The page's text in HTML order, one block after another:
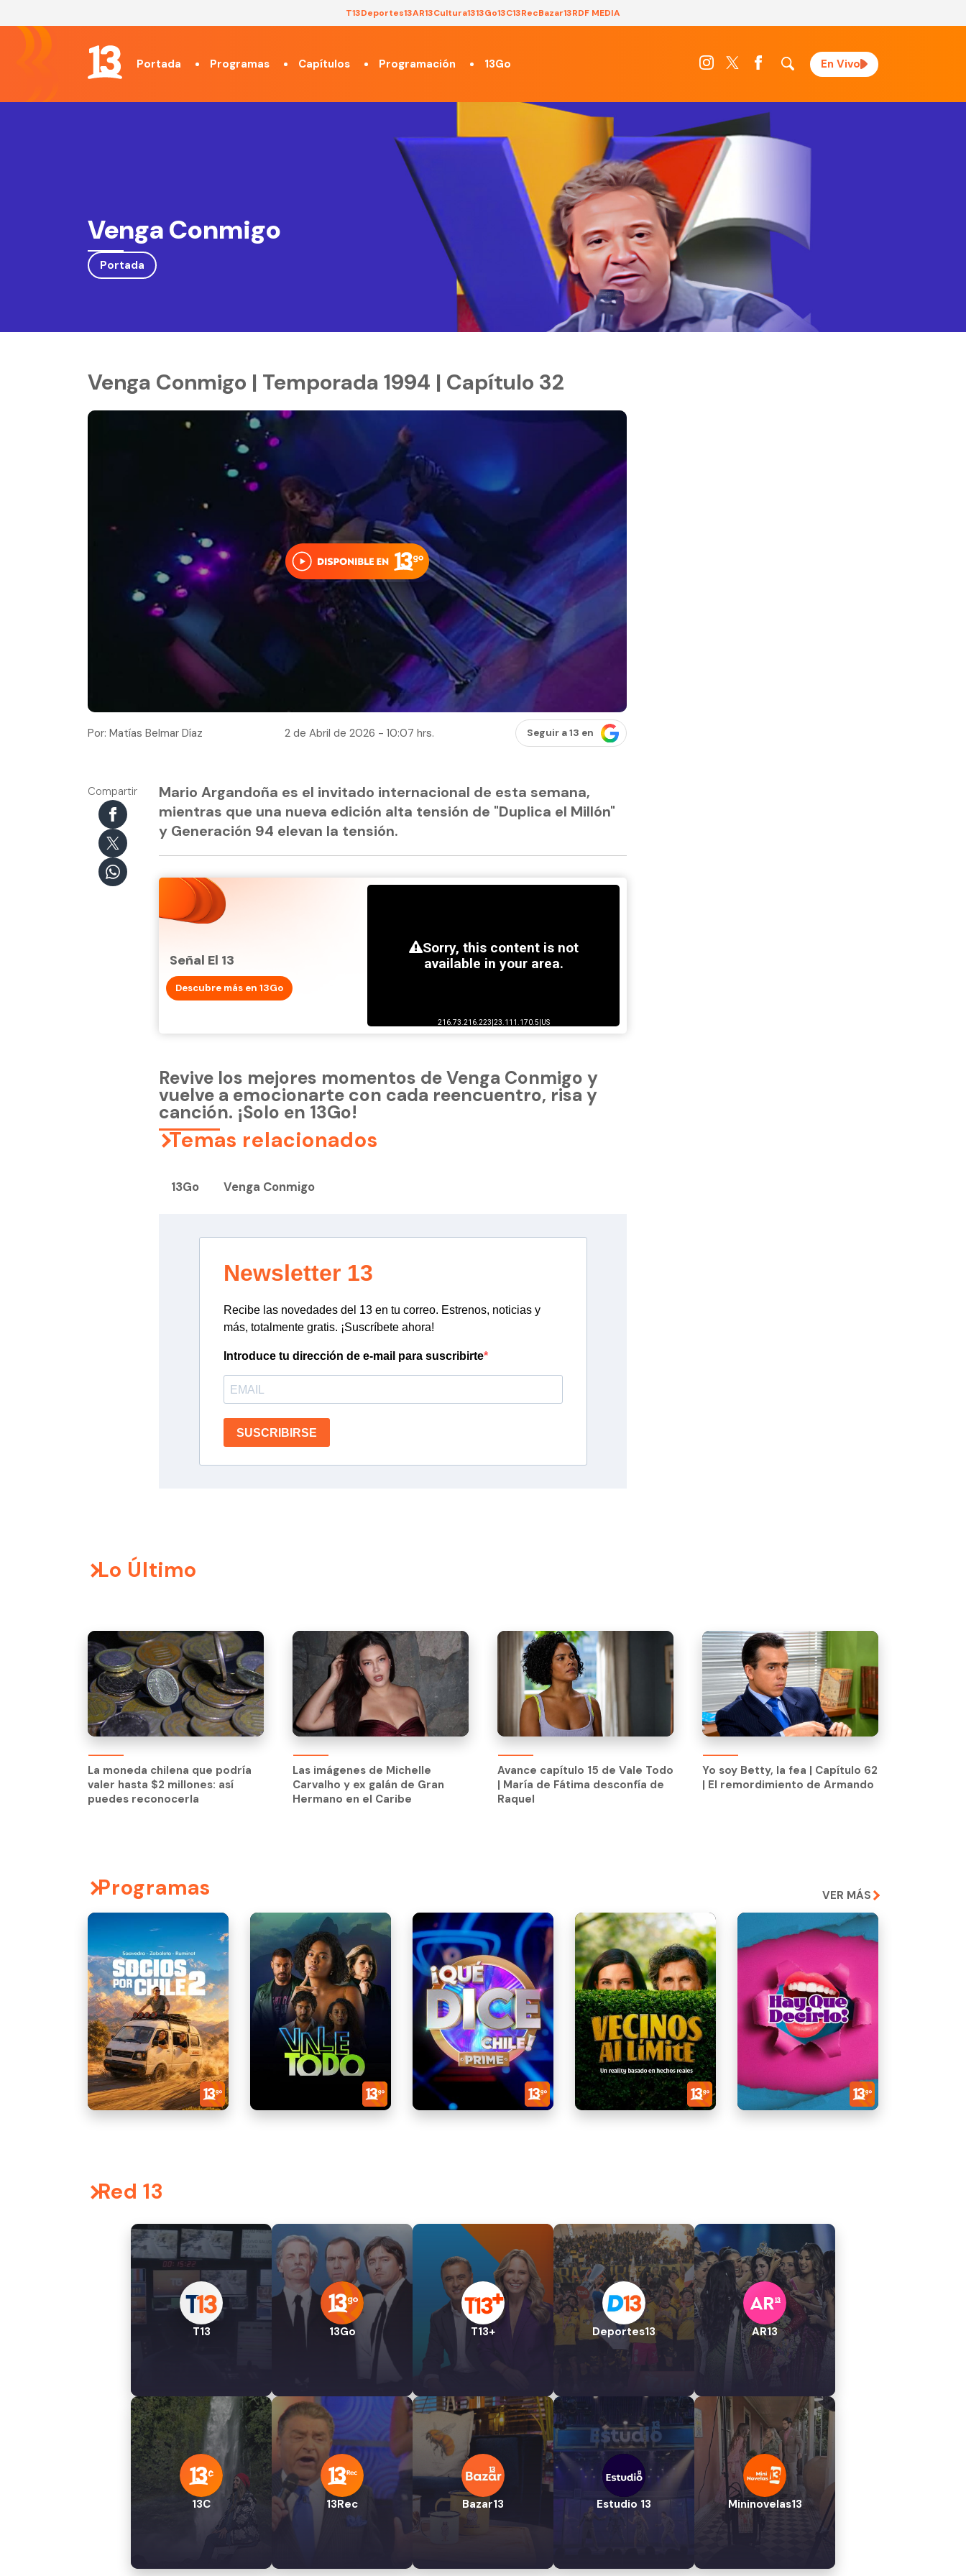
T13Deportes13AR13Cultura1313Go13C13RecBazar13RDF MEDIA
Portada Programas Capítulos Programación 13Go En Vivo
Venga Conmigo
Portada
Venga Conmigo | Temporada 1994 | Capítulo 32
Por: Matías Belmar Díaz 2 de Abril de 2026 - 10:07 hrs. Seguir a 13 en
Compartir
Mario Argandoña es el invitado internacional de esta semana,
mientras que una nueva edición alta tensión de "Duplica el Millón"
y Generación 94 elevan la tensión.
Señal El 13
Descubre más en 13Go
Revive los mejores momentos de Venga Conmigo y
vuelve a emocionarte con cada reencuentro, risa y
canción. ¡Solo en 13Go!
Temas relacionados
13Go Venga Conmigo
Newsletter 13
Recibe las novedades del 13 en tu correo. Estrenos, noticias y
más, totalmente gratis. ¡Suscríbete ahora!
Introduce tu dirección de e-mail para suscribirte
SUSCRIBIRSE
Lo Último
La moneda chilena que podría
valer hasta $2 millones: así
puedes reconocerla
Las imágenes de Michelle
Carvalho y ex galán de Gran
Hermano en el Caribe
Avance capítulo 15 de Vale Todo
| María de Fátima desconfía de
Raquel
Avance capítulo 15 de Vale Todo
| María de Fátima desconfía de
Raquel
Yo soy Betty, la fea | Capítulo 62
| El remordimiento de Armando
Yo soy Betty, la fea | Capítulo 62
| El remordimiento de Armando
Programas VER MÁS
Red 13
T13 13Go T13+ Deportes13 AR13
13C 13Rec Bazar13 Estudio 13 Mininovelas13